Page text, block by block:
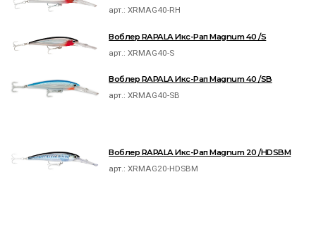
арт.:XRMAG40-RH
Воблер RAPALA Икс-Рап Magnum 40 /S
арт.:XRMAG40-S
Воблер RAPALA Икс-Рап Magnum 40 /SB
арт.:XRMAG40-SB
Воблер RAPALA Икс-Рап Magnum 20 /HDSBM
арт.:XRMAG20-HDSBM